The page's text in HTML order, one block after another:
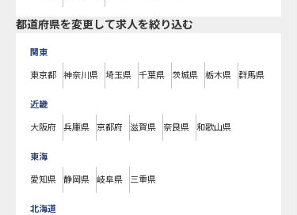
都道府県を変更して求人を絞り込む
関東
東京都 神奈川県 埼玉県 千葉県 茨城県 栃木県 群馬県
近畿
大阪府 兵庫県 京都府 滋賀県 奈良県 和歌山県
東海
愛知県 静岡県 岐阜県 三重県
北海道